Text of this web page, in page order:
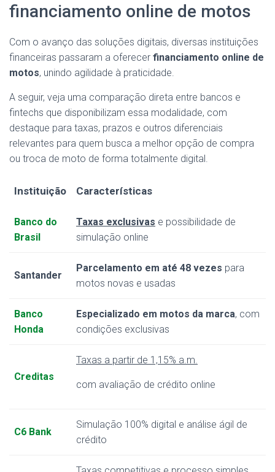
financiamento online de motos
Com o avanço das soluções digitais, diversas instituições
financeiras passaram a oferecer financiamento online de
motos, unindo agilidade à praticidade.
A seguir, veja uma comparação direta entre bancos e
fintechs que disponibilizam essa modalidade, com
destaque para taxas, prazos e outros diferenciais
relevantes para quem busca a melhor opção de compra
ou troca de moto de forma totalmente digital.
Instituição Características
Banco do
Brasil
Taxas exclusivas e possibilidade de
simulação online
Santander
Parcelamento em até 48 vezes para
motos novas e usadas
Banco
Honda
Especializado em motos da marca, com
condições exclusivas
Creditas
Taxas a partir de 1,15% a.m.
com avaliação de crédito online
C6 Bank
Simulação 100% digital e análise ágil de
crédito